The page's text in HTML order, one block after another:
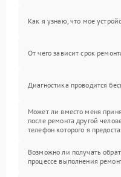
Как я узнаю, что мое
От чего зависит срок
Диагностика проводится
Может ли вместо меня
после ремонта другой
телефон которого я
Возможно ли получать
процессе выполнения